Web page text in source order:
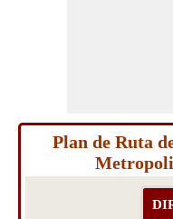
Plan de Ruta